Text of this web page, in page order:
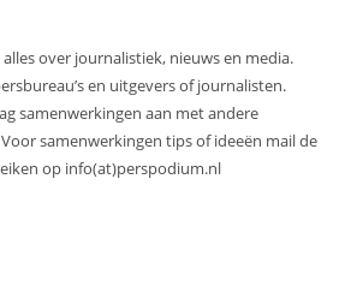
over journalistiek, nieuws en media.
en uitgevers of journalisten.
samenwerkingen aan met andere
samenwerkingen tips of ideeën mail de
op info(at)perspodium.nl